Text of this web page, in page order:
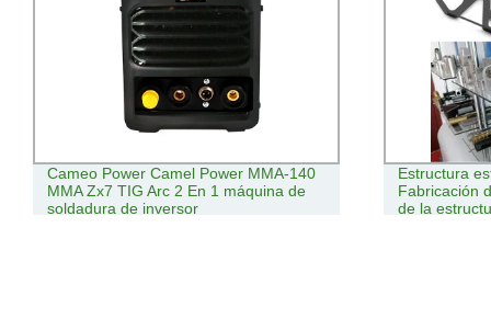
Cameo Power Camel Power MMA-140
MMA Zx7 TIG Arc 2 En 1 máquina de
soldadura de inversor
Estructura
Fabricación
de la